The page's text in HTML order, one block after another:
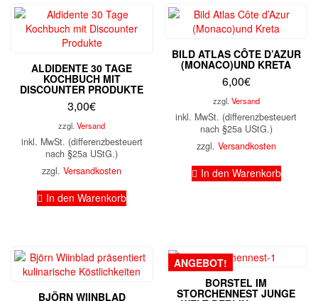
ALDIDENTE 30 TAGE
KOCHBUCH MIT
DISCOUNTER PRODUKTE
3,00€
zzgl.Versand
inkl. MwSt. (differenzbesteuert
nach §25a UStG.)
zzgl.Versandkosten
In den Warenkorb
BILD ATLAS CÔTE D’AZUR
(MONACO)UND KRETA
6,00€
zzgl. Versand
inkl. MwSt. (differenzbesteuert
nach §25a UStG.)
zzgl. Versandkosten
In den Warenkorb
BJÖRN WIINBLAD
ANGEBOT!
BORSTEL IM
STORCHENNEST JUNGE